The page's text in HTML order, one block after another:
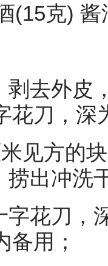
(15克)
剥去外皮
花刀，深
见方的
捞出冲洗
字花刀，
备用；